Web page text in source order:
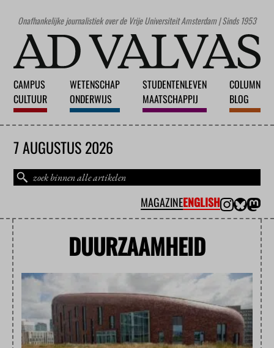
Onafhankelijke journalistiek over de Vrije Universiteit Amsterdam | Sinds 1953
CAMPUS
CULTUUR
WETENSCHAP
ONDERWIJS
STUDENTENLEVEN
MAATSCHAPPIJ
COLUMN
BLOG
7 AUGUSTUS 2026
MAGAZINEENGLISH
DUURZAAMHEID